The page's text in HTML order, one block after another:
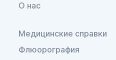
О нас
Медицинские справки
Флюорография